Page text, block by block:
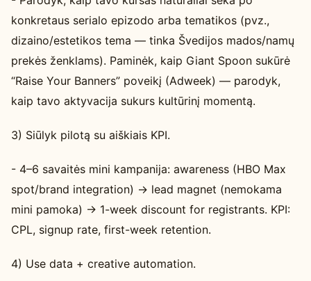
konkretaus serialo epizodo arba tematikos (pvz.,
dizaino/estetikos tema — tinka Švedijos mados/namų
prekės ženklams). Paminėk, kaip Giant Spoon sukūrė
“Raise Your Banners” poveikį (Adweek) — parodyk,
kaip tavo aktyvacija sukurs kultūrinį momentą.
3) Siūlyk pilotą su aiškiais KPI.
- 4–6 savaitės mini kampanija: awareness (HBO Max
spot/brand integration) → lead magnet (nemokama
mini pamoka) → 1-week discount for registrants. KPI:
CPL, signup rate, first-week retention.
4) Use data + creative automation.